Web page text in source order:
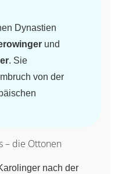
Dynastien
und
. Sie
von der
– die Ottonen
nach der